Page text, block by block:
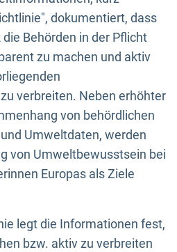
dokumentiert, dass
Behörden in der Pflicht
zu machen und aktiv
verbreiten. Neben erhöhter
von behördlichen
Umweltdaten, werden
von Umweltbewusstsein bei
Europas als Ziele
legt die Informationen fest,
bzw. aktiv zu verbreiten